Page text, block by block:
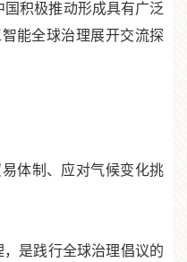
积极推动形成具有广泛
能全球治理展开交流探
体制、应对气候变化挑
是践行全球治理倡议的